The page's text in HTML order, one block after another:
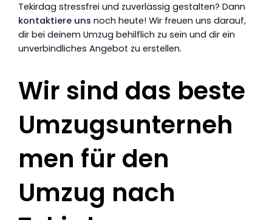
Tekirdag stressfrei und zuverlässig gestalten? Dann
kontaktiere uns noch heute! Wir freuen uns darauf,
dir bei deinem Umzug behilflich zu sein und dir ein
unverbindliches Angebot zu erstellen.
Wir sind das beste
Umzugsunterneh
men für den
Umzug nach